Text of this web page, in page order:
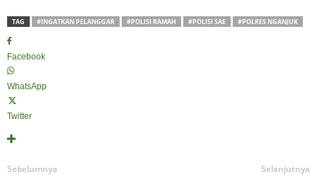
TAG #INGATKAN PELANGGAR #POLISI RAMAH #POLISI SAE #POLRES NGANJUK
Facebook
WhatsApp
Twitter
Sebelumnya Selanjutnya